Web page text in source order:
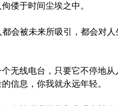
偻于时间尘埃之中。
会被未来所吸引，都会对
无线电台，只要它不停地
信息，你我就永远年轻。